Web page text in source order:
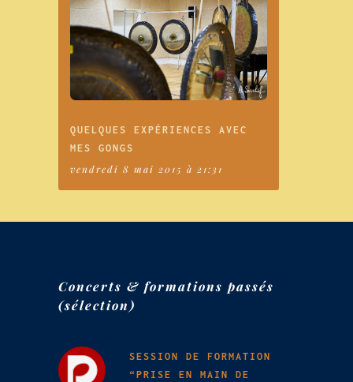
QUELQUES EXPÉRIENCES AVEC
MES GONGS
vendredi 8 mai 2015 à 21:31
Concerts & formations passés
(sélection)
SESSION DE FORMATION
“PRISE EN MAIN DE